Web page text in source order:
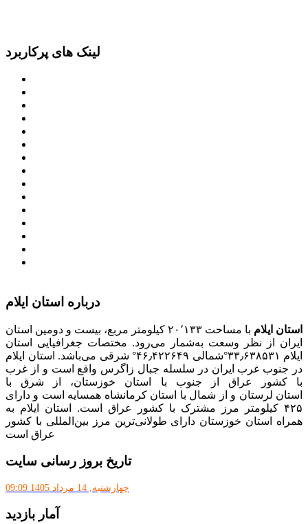
لینک های پرکاربرد
درباره استان ایلام
استان ایلام
با مساحت ۲۰٬۱۳۳ کیلومتر مربع، بیست و دومین استان
ایران از نظر وسعت به‌شمار می‌رود. مختصات جغرافیایی استان
ایلام ۳۳٫۶۳۸۵۳۱°شمالی ۴۶٫۴۲۲۶۴۹° شرقی می‌باشد. استان ایلام
در جنوب غرب ایران در سلسله جبال زاگرس واقع است و از غرب
با کشور عراق از جنوب با استان خوزستان، از شرق با
استان لرستان و از شمال با استان کرمانشاه همسایه است و دارای
۴۲۵ کیلومتر مرز مشترک با کشور عراق است. استان ایلام به
همراه استان خوزستان دارای طولانی‌ترین مرز بین‌المللی با کشور
عراق است
تاریخ بروز رسانی سایت
چهارشنبه, 14 مرداد 1405 09:09
آمار بازدید